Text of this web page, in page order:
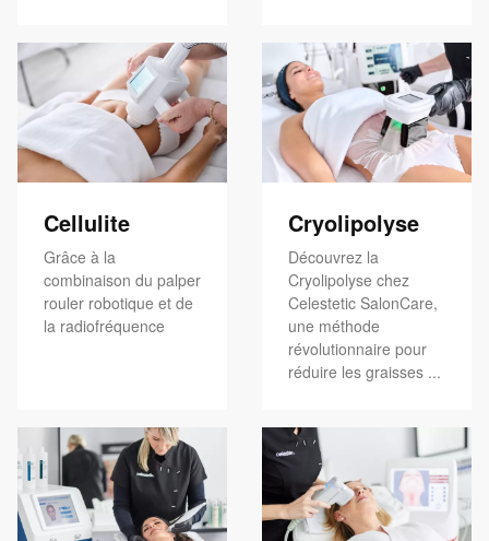
Cellulite
Grâce à la
combinaison du palper
rouler robotique et de
la radiofréquence
Cryolipolyse
Découvrez la
Cryolipolyse chez
Celestetic SalonCare,
une méthode
révolutionnaire pour
réduire les graisses ...